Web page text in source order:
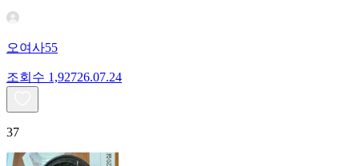
오여사55
조회수 1,92726.07.24
37